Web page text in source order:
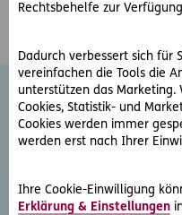
Rechtsbehelfe zur
Dadurch verbessert sich für
vereinfachen die Tools die
unterstützen das Marketing.
Cookies, Statistik- und
Cookies werden immer
werden erst nach Ihrer
Ihre Cookie-Einwilligung
Erklärung & Einstellungen
Weitere